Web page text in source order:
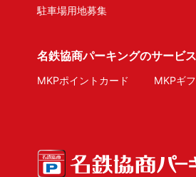
駐車場用地募集
名鉄協商パーキングのサービス
MKPポイントカード MKPギ